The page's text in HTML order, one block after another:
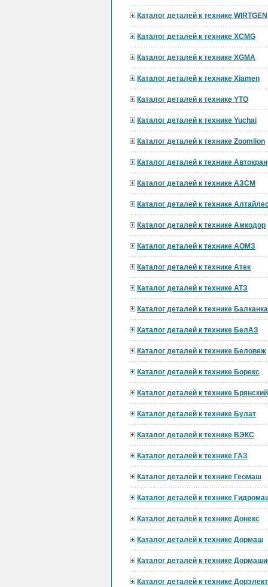
Каталог деталей к технике WIRTGEN
Каталог деталей к технике XCMG
Каталог деталей к технике XGMA
Каталог деталей к технике Xiamen
Каталог деталей к технике YTO
Каталог деталей к технике Yuchai
Каталог деталей к технике Zoomlion
Каталог деталей к технике Автокран
Каталог деталей к технике АЗСМ
Каталог деталей к технике
Каталог деталей к технике Амкодор
Каталог деталей к технике АОМЗ
Каталог деталей к технике Атек
Каталог деталей к технике АТЗ
Каталог деталей к технике
Каталог деталей к технике БелАЗ
Каталог деталей к технике Беловеж
Каталог деталей к технике Борекс
Каталог деталей к технике
Каталог деталей к технике Булат
Каталог деталей к технике ВЭКС
Каталог деталей к технике ГАЗ
Каталог деталей к технике Геомаш
Каталог деталей к технике
Каталог деталей к технике Донекс
Каталог деталей к технике Дормаш
Каталог деталей к технике
Каталог деталей к технике